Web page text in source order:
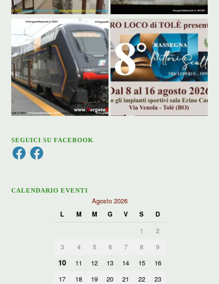
SEGUICI SU FACEBOOK
FacebookFacebook
CALENDARIO EVENTI
Agosto 2026
L
M M G V S
D
1
2
3
4 5 6 7 8 9
10 11 12 13 14 15
16
17
18 19 20 21 22
23